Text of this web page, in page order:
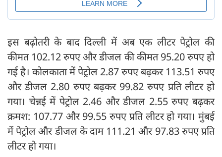
इस बढ़ोतरी के बाद दिल्ली में अब एक लीटर पेट्रोल की
कीमत 102.12 रुपए और डीजल की कीमत 95.20 रुपए हो
गई है। कोलकाता में पेट्रोल 2.87 रुपए बढ़कर 113.51 रुपए
और डीजल 2.80 रुपए बढ़कर 99.82 रुपए प्रति लीटर हो
गया। चेन्नई में पेट्रोल 2.46 और डीजल 2.55 रुपए बढ़कर
क्रमश: 107.77 और 99.55 रुपए प्रति लीटर हो गया। मुंबई
में पेट्रोल और डीजल के दाम 111.21 और 97.83 रुपए प्रति
लीटर हो गया।